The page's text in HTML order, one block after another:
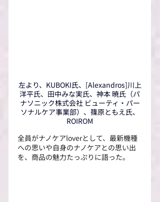
左より、KUBOKI氏、[Alexandros]川上
洋平氏、田中みな実氏、 神本 暁氏（パ
ナソニック株式会社 ビューティ・パー
ソナルケア事業部）、 篠原ともえ氏、
ROIROM
全員がナノケアloverとして、最新機種
への思いや自身のナノケアとの思い出
を、商品の魅力たっぷりに語った。